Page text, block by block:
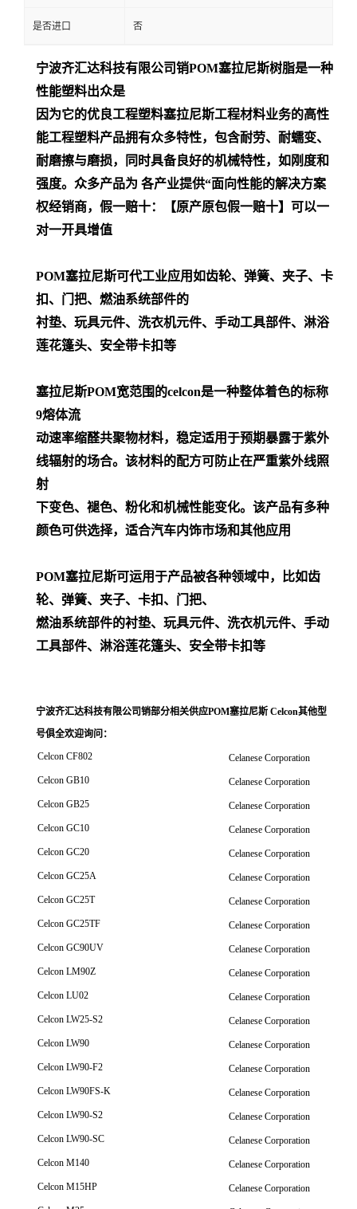
是否进口 否
宁波齐汇达科技有限公司销POM塞拉尼斯树脂是一种
性能塑料出众是
因为它的优良工程塑料塞拉尼斯工程材料业务的高性
能工程塑料产品拥有众多特性，包含耐劳、耐蠕变、
耐磨擦与磨损，同时具备良好的机械特性，如刚度和
强度。众多产品为 各产业提供“面向性能的解决方案
权经销商，假一赔十：【原产原包假一赔十】可以一
对一开具增值
POM塞拉尼斯可代工业应用如齿轮、弹簧、夹子、卡
扣、门把、燃油系统部件的
衬垫、玩具元件、洗衣机元件、手动工具部件、淋浴
莲花篷头、安全带卡扣等
塞拉尼斯POM宽范围的celcon是一种整体着色的标称
9熔体流
动速率缩醛共聚物材料，稳定适用于预期暴露于紫外
线辐射的场合。该材料的配方可防止在严重紫外线照
射
下变色、褪色、粉化和机械性能变化。该产品有多种
颜色可供选择，适合汽车内饰市场和其他应用
POM塞拉尼斯可运用于产品被各种领域中，比如齿
轮、弹簧、夹子、卡扣、门把、
燃油系统部件的衬垫、玩具元件、洗衣机元件、手动
工具部件、淋浴莲花篷头、安全带卡扣等
宁波齐汇达科技有限公司销部分相关供应POM塞拉尼斯 Celcon其他型
号俱全欢迎询问 ：
Celcon CF802
Celanese Corporation
Celcon GB10
Celanese Corporation
Celcon GB25
Celanese Corporation
Celcon GC10
Celanese Corporation
Celcon GC20
Celanese Corporation
Celcon GC25A
Celanese Corporation
Celcon GC25T
Celanese Corporation
Celcon GC25TF
Celanese Corporation
Celcon GC90UV
Celanese Corporation
Celcon LM90Z
Celanese Corporation
Celcon LU02
Celanese Corporation
Celcon LW25-S2
Celanese Corporation
Celcon LW90
Celanese Corporation
Celcon LW90-F2
Celanese Corporation
Celcon LW90FS-K
Celanese Corporation
Celcon LW90-S2
Celanese Corporation
Celcon LW90-SC
Celanese Corporation
Celcon M140
Celanese Corporation
Celcon M15HP
Celanese Corporation